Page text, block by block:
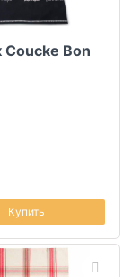
Coucke Bon
Купить